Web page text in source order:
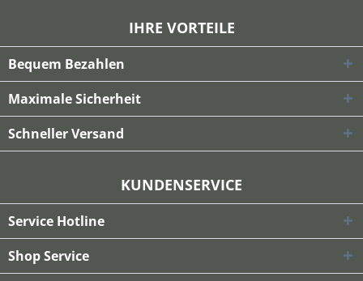
IHRE VORTEILE
Bequem Bezahlen
Maximale Sicherheit
Schneller Versand
KUNDENSERVICE
Service Hotline
Shop Service